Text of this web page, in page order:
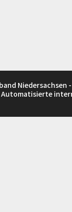
Niedersachsen -
Automatisierte